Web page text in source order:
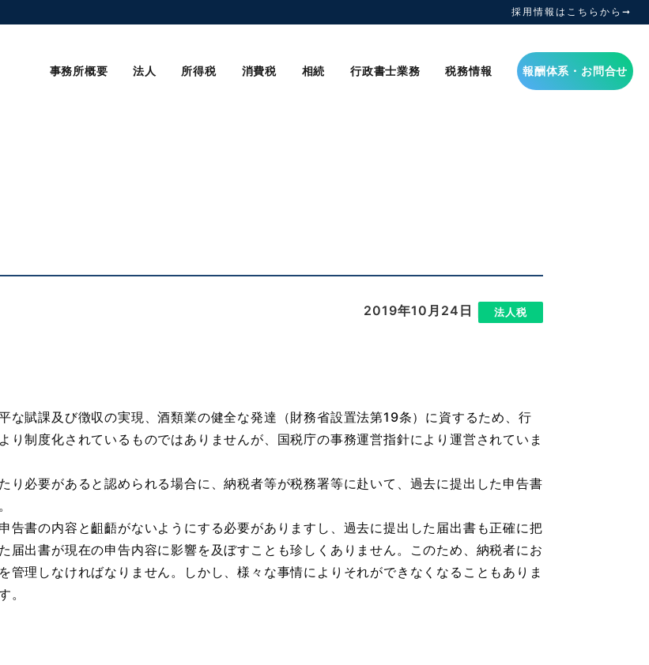
採用情報はこちらから➞
事務所概要 法人 所得税 消費税 相続 行政書士業務 税務情報 報酬体系・お問合せ
2019年10月24日 法人税
賦課及び徴収の実現、酒類業の健全な発達（財務省設置法第19条）に資するため、行
制度化されているものではありませんが、国税庁の事務運営指針により運営されていま
必要があると認められる場合に、納税者等が税務署等に赴いて、過去に提出した申告書
書の内容と齟齬がないようにする必要がありますし、過去に提出した届出書も正確に把
届出書が現在の申告内容に影響を及ぼすことも珍しくありません。このため、納税者にお
管理しなければなりません。しかし、様々な事情によりそれができなくなることもありま
。